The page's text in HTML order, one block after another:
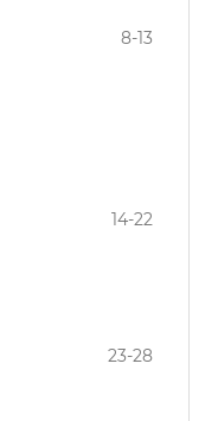
8-13
14-22
23-28